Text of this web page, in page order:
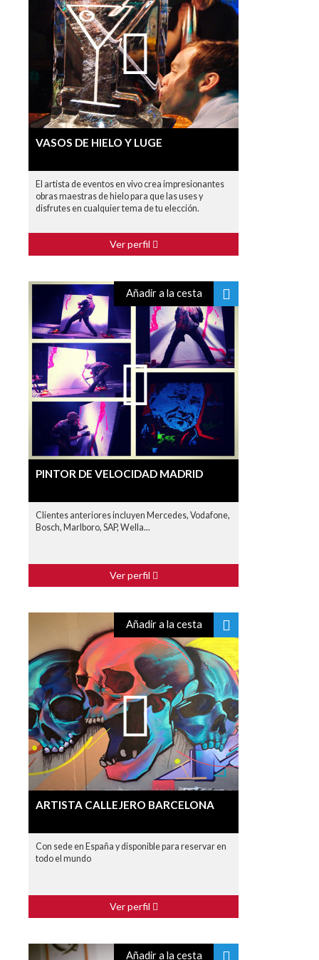
VASOS DE HIELO Y LUGE
El artista de eventos en vivo crea impresionantes
obras maestras de hielo para que las uses y
disfrutes en cualquier tema de tu elección.
Ver perfil
Añadir a la cesta
PINTOR DE VELOCIDAD MADRID
Clientes anteriores incluyen Mercedes, Vodafone,
Bosch, Marlboro, SAP, Wella...
Ver perfil
Añadir a la cesta
ARTISTA CALLEJERO BARCELONA
Con sede en España y disponible para reservar en
todo el mundo
Ver perfil
Añadir a la cesta